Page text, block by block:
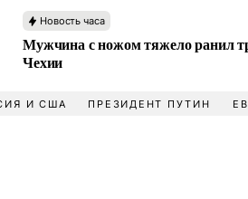
Новость часа
Мужчина с ножом тяжело ранил
Чехии
И США ПРЕЗИДЕНТ ПУТИН